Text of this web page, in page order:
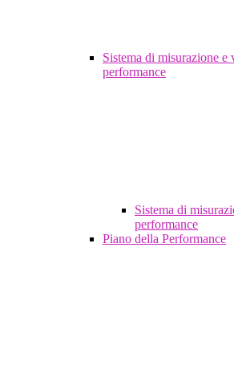
Sistema di misurazione e
performance
Sistema di
performance
Piano della Performance